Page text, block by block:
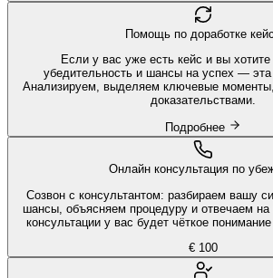
Помощь по доработке
Если у вас уже есть кейс и вы хотите
убедительность и шансы на успех — эта
Анализируем, выделяем ключевые
доказательствами.
Подробнее
Онлайн консультация по
Созвон с консультантом: разбираем вашу
шансы, объясняем процедуру и отвечаем
консультации у вас будет чёткое
€ 100